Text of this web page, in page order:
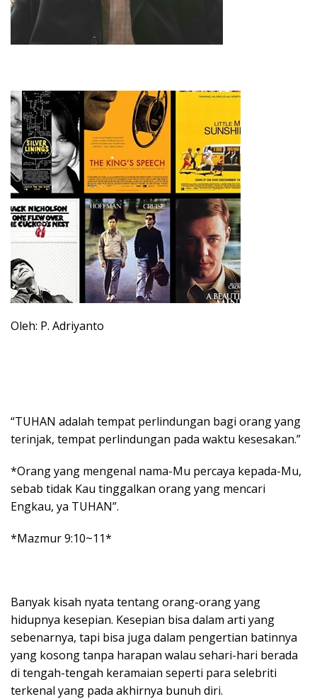
Oleh: P. Adriyanto
“TUHAN adalah tempat perlindungan bagi orang yang
terinjak, tempat perlindungan pada waktu kesesakan.”
*Orang yang mengenal nama-Mu percaya kepada-Mu,
sebab tidak Kau tinggalkan orang yang mencari
Engkau, ya TUHAN”.
*Mazmur 9:10~11*
Banyak kisah nyata tentang orang-orang yang
hidupnya kesepian. Kesepian bisa dalam arti yang
sebenarnya, tapi bisa juga dalam pengertian batinnya
yang kosong tanpa harapan walau sehari-hari berada
di tengah-tengah keramaian seperti para selebriti
terkenal yang pada akhirnya bunuh diri.